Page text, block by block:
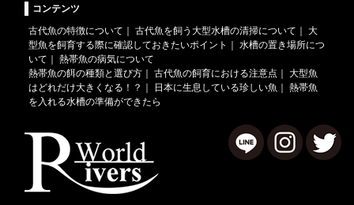
コンテンツ
古代魚の特徴について ｜ 古代魚を飼う大型水槽の清掃について ｜ 大
型魚を飼育する際に確認しておきたいポイント ｜ 水槽の置き場所につ
いて ｜ 熱帯魚の病気について
熱帯魚の餌の種類と選び方 ｜ 古代魚の飼育における注意点 ｜ 大型魚
はどれだけ大きくなる！？ ｜ 日本に生息している珍しい魚 ｜ 熱帯魚
を入れる水槽の準備ができたら